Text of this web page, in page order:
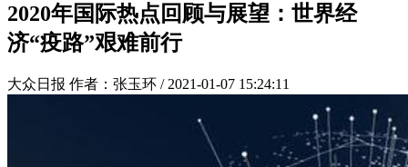
2020年国际热点回顾与展望：世界经
济“疫路”艰难前行
大众日报 作者：张玉环 / 2021-01-07 15:24:11